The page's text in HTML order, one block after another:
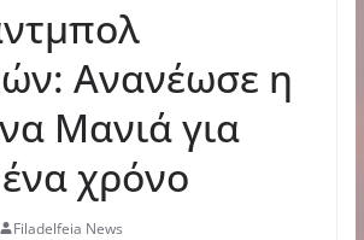
Ανανέωσε η
Μανιά για
χρόνο
Filadelfeia News